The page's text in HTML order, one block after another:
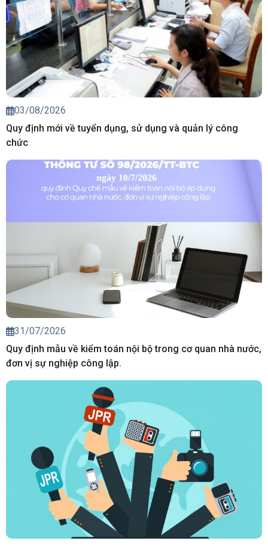
03/08/2026
Quy định mới về tuyển dụng, sử dụng và quản lý công
chức
31/07/2026
Quy định mẫu về kiểm toán nội bộ trong cơ quan nhà nước,
đơn vị sự nghiệp công lập.